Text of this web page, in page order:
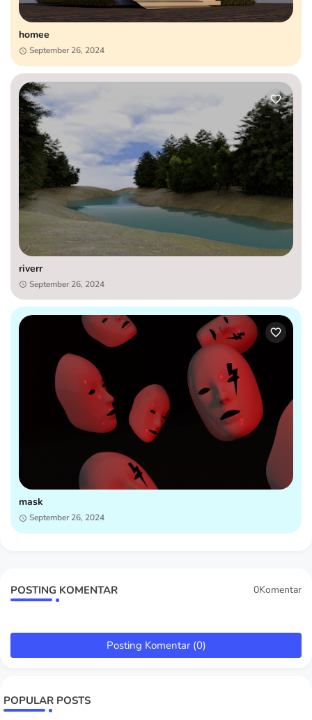
homee
September 26, 2024
riverr
September 26, 2024
mask
September 26, 2024
POSTING KOMENTAR 0Komentar
Posting Komentar (0)
POPULAR POSTS